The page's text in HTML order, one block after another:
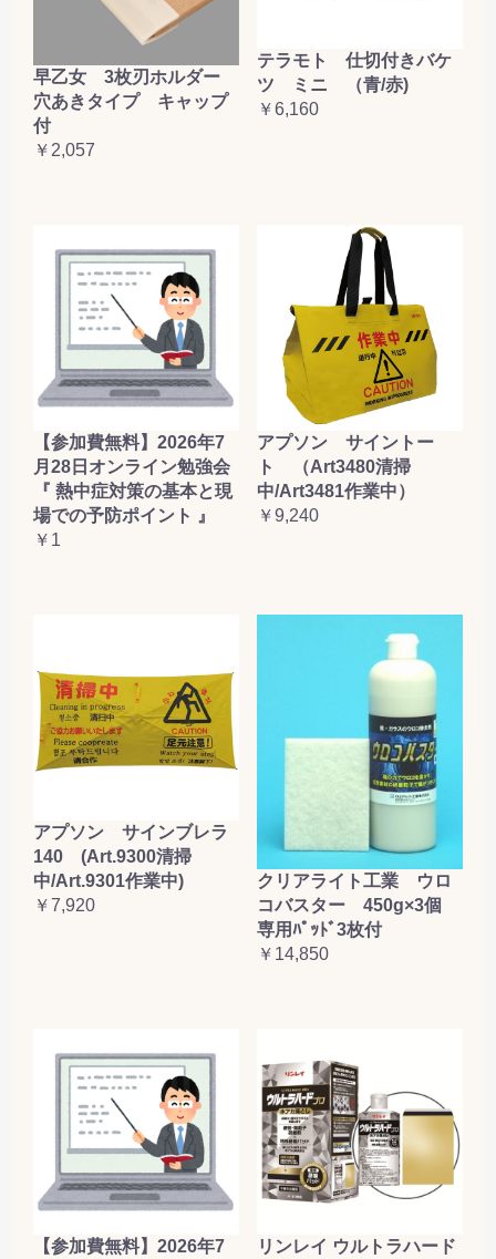
早乙女 3枚刃ホルダー
穴あきタイプ キャップ
付
￥2,057
テラモト 仕切付きバケ
ツ ミニ （青/赤)
￥6,160
【参加費無料】2026年7
月28日オンライン勉強会
『 熱中症対策の基本と現
場での予防ポイント 』
￥1
アプソン サイントー
ト （Art3480清掃
中/Art3481作業中）
￥9,240
アプソン サインブレラ
140 (Art.9300清掃
中/Art.9301作業中)
￥7,920
クリアライト工業 ウロ
コバスター 450g×3個
専用ﾊﾟｯﾄﾞ3枚付
￥14,850
【参加費無料】2026年7 リンレイ ウルトラハード